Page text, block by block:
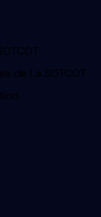
de La SOTCOT